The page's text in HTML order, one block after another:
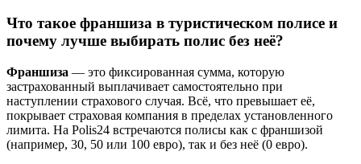
Что такое франшиза в туристическом полисе и
почему лучше выбирать полис без неё?
Франшиза — это фиксированная сумма, которую
застрахованный выплачивает самостоятельно при
наступлении страхового случая. Всё, что превышает её,
покрывает страховая компания в пределах установленного
лимита. На Polis24 встречаются полисы как с франшизой
(например, 30, 50 или 100 евро), так и без неё (0 евро).